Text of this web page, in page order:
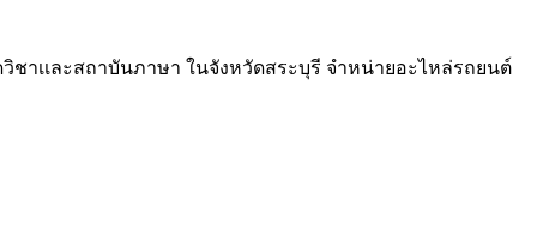
าเเละสถาบันภาษา ในจังหวัดสระบุรี จำหน่ายอะไหล่รถยนต์